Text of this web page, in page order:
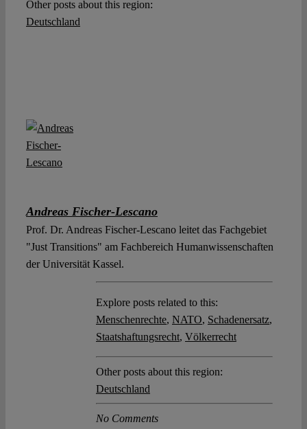
Other posts about this region:
Deutschland
Andreas Fischer-Lescano
Prof. Dr. Andreas Fischer-Lescano leitet das Fachgebiet
"Just Transitions" am Fachbereich Humanwissenschaften
der Universität Kassel.
Explore posts related to this:
Menschenrechte, NATO, Schadenersatz,
Staatshaftungsrecht, Völkerrecht
Other posts about this region:
Deutschland
No Comments